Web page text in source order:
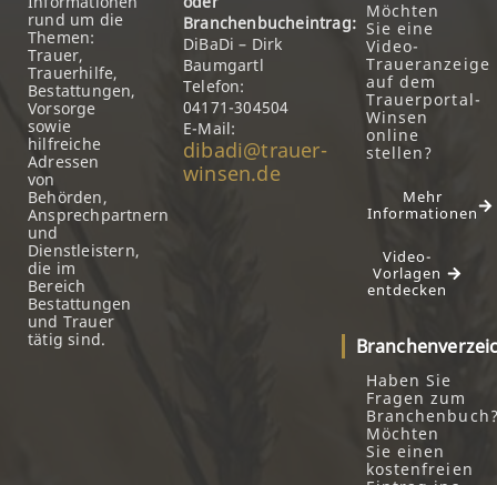
rund um die
Themen:
Trauer,
Trauerhilfe,
Bestattungen,
Vorsorge
sowie
hilfreiche
Adressen
von
Behörden,
Ansprechpartnern
und
Dienstleistern,
die im
Bereich
Bestattungen
und Trauer
tätig sind.
Branchenbucheintrag:
DiBaDi – Dirk
Baumgartl
Telefon:
04171-304504
E-Mail:
dibadi@trauer-
winsen.de
Möchten
Sie eine
Video-
Traueranzeige
auf dem
Trauerportal-
Winsen
online
stellen?
Mehr
Informationen
Video-
Vorlagen
entdecken
Haben Sie
Fragen zum
Möchten
Sie einen
kostenfreien